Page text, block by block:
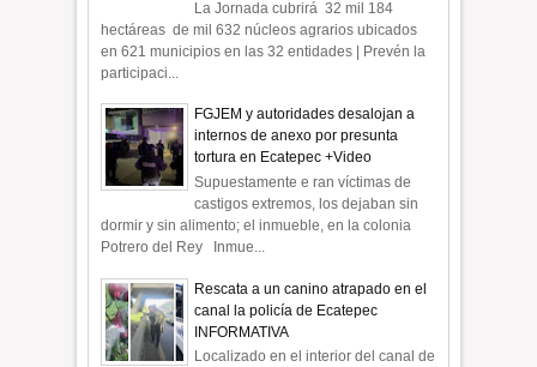
La Jornada cubrirá 32 mil 184
hectáreas de mil 632 núcleos agrarios ubicados
en 621 municipios en las 32 entidades | Prevén la
participaci...
FGJEM y autoridades desalojan a
internos de anexo por presunta
tortura en Ecatepec +Video
Supuestamente e ran víctimas de
castigos extremos, los dejaban sin
dormir y sin alimento; el inmueble, en la colonia
Potrero del Rey Inmue...
Rescata a un canino atrapado en el
canal la policía de Ecatepec
INFORMATIVA
Localizado en el interior del canal de